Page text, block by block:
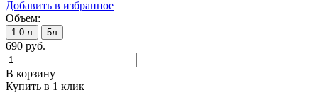
Добавить в избранное
Объем:
1.0 л 5л
690 руб.
В корзину
Купить в 1 клик